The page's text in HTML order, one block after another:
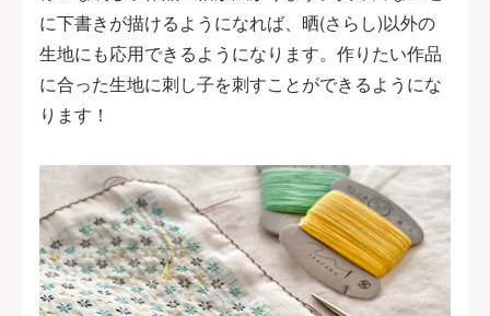
に下書きが描けるようになれば、晒(さらし)以外の
生地にも応用できるようになります。作りたい作品
に合った生地に刺し子を刺すことができるようにな
ります！